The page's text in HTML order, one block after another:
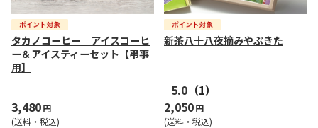
タカノコーヒー アイスコーヒ
ー＆アイスティーセット【弔事
用】
3,480円
(送料・税込)
新茶八十八夜摘みやぶきた
5.0 （1）
2,050円
(送料・税込)